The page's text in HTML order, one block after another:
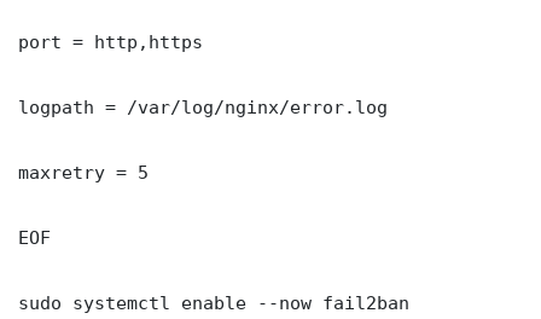
port = http,https
logpath = /var/log/nginx/error.log
maxretry = 5
EOF
sudo systemctl enable --now fail2ban